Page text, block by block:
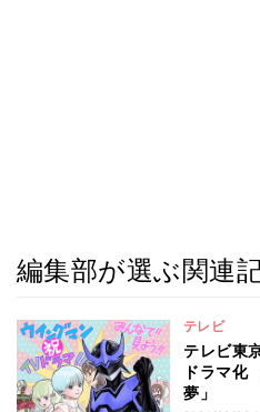
編集部が選ぶ関連
テレビ
テレビ東
ドラマ化
夢」